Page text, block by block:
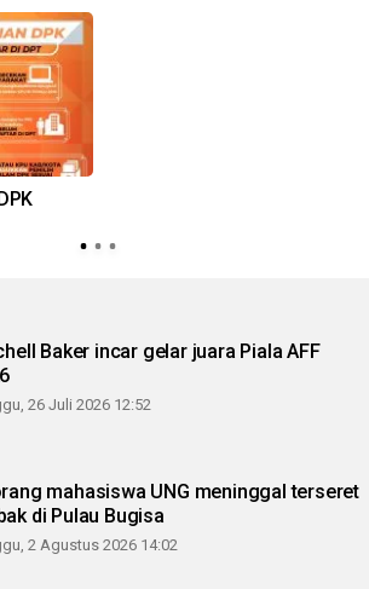
Baker incar gelar juara Piala AFF
26 Juli 2026 12:52
mahasiswa UNG meninggal terseret
di Pulau Bugisa
2 Agustus 2026 14:02